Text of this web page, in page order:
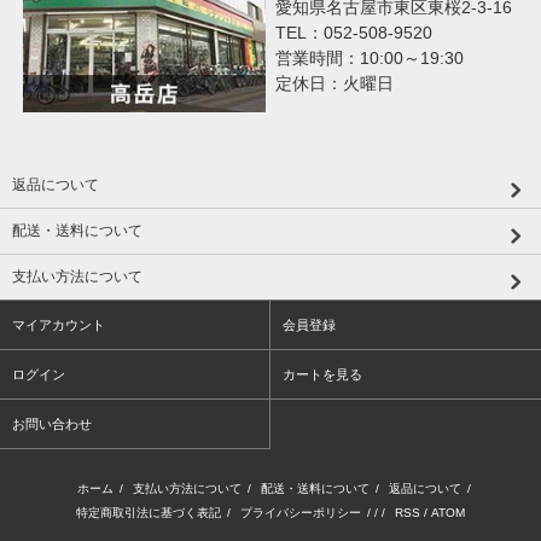
愛知県名古屋市東区東桜2-3-16
TEL：052-508-9520
営業時間：10:00～19:30
定休日：火曜日
返品について
配送・送料について
支払い方法について
マイアカウント 会員登録
ログイン カートを見る
お問い合わせ
ホーム / 支払い方法について / 配送・送料について / 返品について /
特定商取引法に基づく表記 / プライバシーポリシー / / / RSS / ATOM